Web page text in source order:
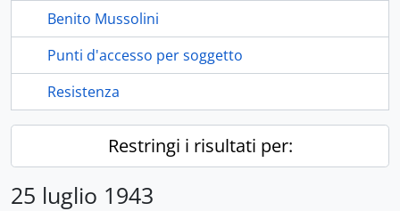
Benito Mussolini
Punti d'accesso per soggetto
Resistenza
Restringi i risultati per:
25 luglio 1943